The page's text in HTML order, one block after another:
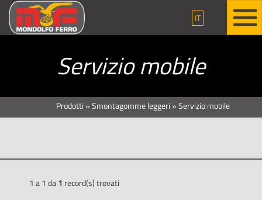
IT
Servizio mobile
Prodotti »Smontagomme leggeri »Servizio mobile
1 a 1 da1 record(s) trovati